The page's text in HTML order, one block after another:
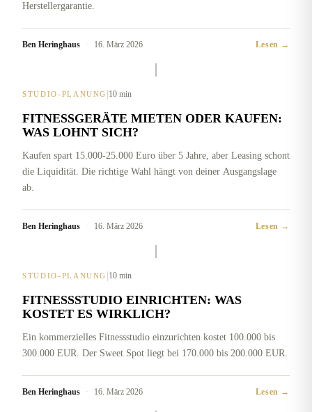
Herstellergarantie.
Ben Heringhaus · 16. März 2026 Lesen →
STUDIO-PLANUNG |10 min
FITNESSGERÄTE MIETEN ODER KAUFEN:
WAS LOHNT SICH?
Kaufen spart 15.000-25.000 Euro über 5 Jahre, aber Leasing schont
die Liquidität. Die richtige Wahl hängt von deiner Ausgangslage
ab.
Ben Heringhaus · 16. März 2026 Lesen →
STUDIO-PLANUNG |10 min
FITNESSSTUDIO EINRICHTEN: WAS
KOSTET ES WIRKLICH?
Ein kommerzielles Fitnessstudio einzurichten kostet 100.000 bis
300.000 EUR. Der Sweet Spot liegt bei 170.000 bis 200.000 EUR.
Ben Heringhaus · 16. März 2026 Lesen →